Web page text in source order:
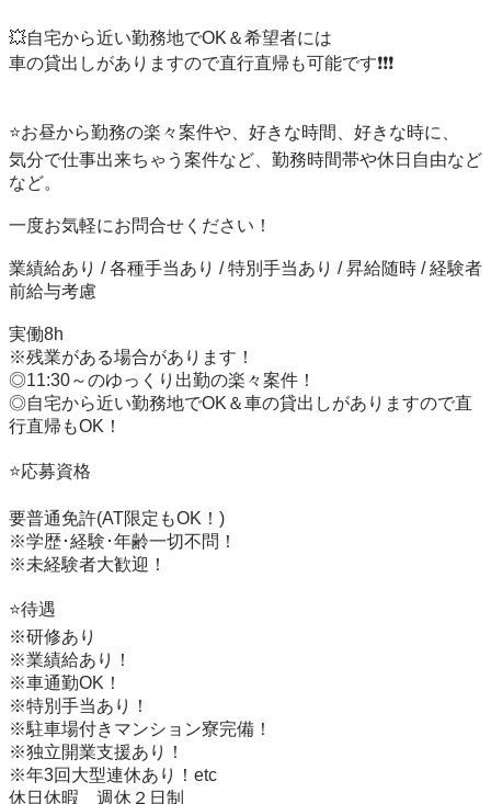
💥自宅から近い勤務地でOK＆希望者には
車の貸出しがありますので直行直帰も可能です❗️❗️❗️
⭐️お昼から勤務の楽々案件や、好きな時間、好きな時に、
気分で仕事出来ちゃう案件など、勤務時間帯や休日自由など
など。
一度お気軽にお問合せください！
業績給あり / 各種手当あり / 特別手当あり / 昇給随時 / 経験者
前給与考慮
実働8h
※残業がある場合があります！
◎11:30～のゆっくり出勤の楽々案件！
◎自宅から近い勤務地でOK＆車の貸出しがありますので直
行直帰もOK！
⭐️応募資格
要普通免許(AT限定もOK！)
※学歴･経験･年齢一切不問！
※未経験者大歓迎！
⭐️待遇
※研修あり
※業績給あり！
※車通勤OK！
※特別手当あり！
※駐車場付きマンション寮完備！
※独立開業支援あり！
※年3回大型連休あり！etc
休日休暇　週休２日制